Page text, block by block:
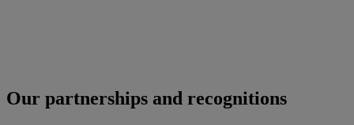
Our partnerships and recognitions